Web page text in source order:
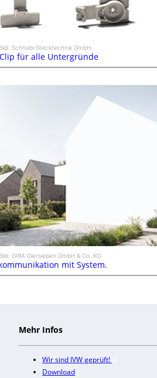
Schnabl Stecktechnik GmbH
für alle Untergründe
GIRA Giersiepen GmbH & Co. KG
mit System.
Mehr Infos
Wir sind IVW geprüft!
Download